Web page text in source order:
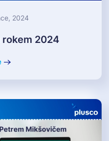
2024
2024